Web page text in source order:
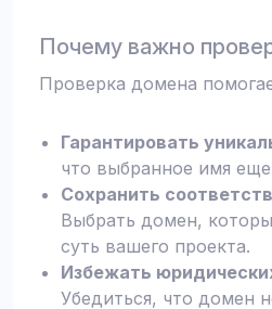
Почему важно
Проверка домена
Гарантировать
что выбранное имя еще
Сохранить
Выбрать домен,
суть вашего проекта.
Избежать
Убедиться, что домен